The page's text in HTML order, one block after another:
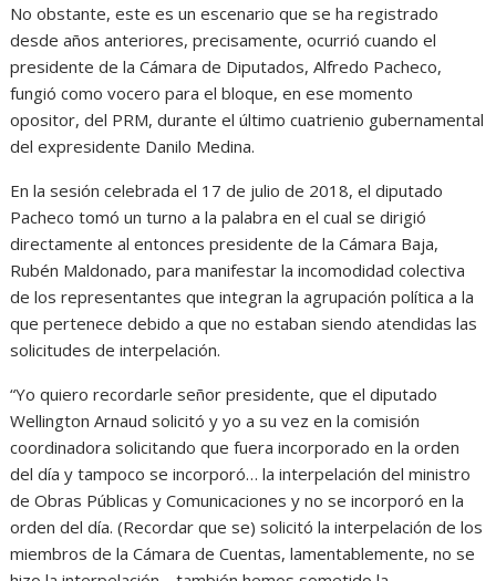
No obstante, este es un escenario que se ha registrado
desde años anteriores, precisamente, ocurrió cuando el
presidente de la Cámara de Diputados, Alfredo Pacheco,
fungió como vocero para el bloque, en ese momento
opositor, del PRM, durante el último cuatrienio gubernamental
del expresidente Danilo Medina.
En la sesión celebrada el 17 de julio de 2018, el diputado
Pacheco tomó un turno a la palabra en el cual se dirigió
directamente al entonces presidente de la Cámara Baja,
Rubén Maldonado, para manifestar la incomodidad colectiva
de los representantes que integran la agrupación política a la
que pertenece debido a que no estaban siendo atendidas las
solicitudes de interpelación.
“Yo quiero recordarle señor presidente, que el diputado
Wellington Arnaud solicitó y yo a su vez en la comisión
coordinadora solicitando que fuera incorporado en la orden
del día y tampoco se incorporó… la interpelación del ministro
de Obras Públicas y Comunicaciones y no se incorporó en la
orden del día. (Recordar que se) solicitó la interpelación de los
miembros de la Cámara de Cuentas, lamentablemente, no se